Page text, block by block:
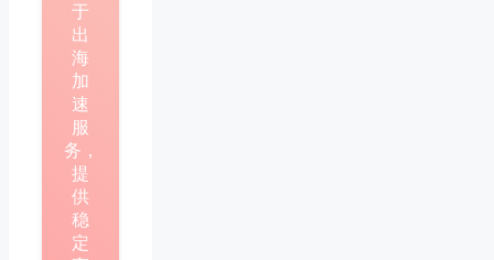
于
出
海
加
速
服
务，
提
供
稳
定